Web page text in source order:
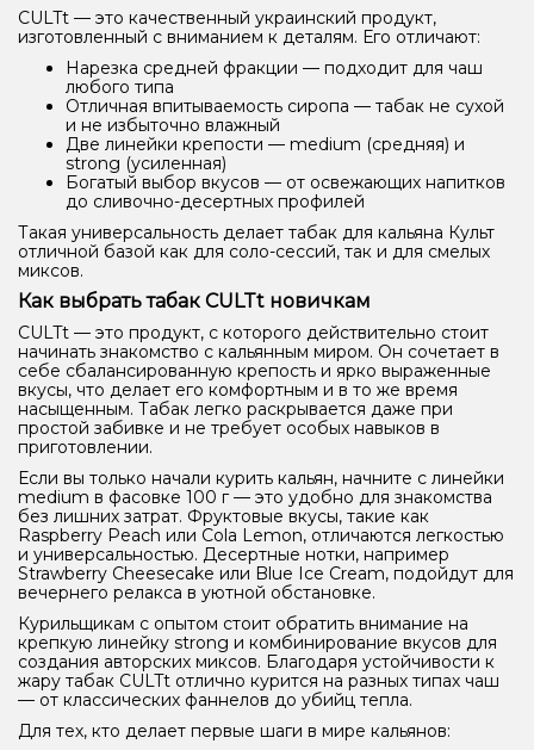
CULTt — это качественный украинский продукт,
изготовленный с вниманием к деталям. Его отличают:
Нарезка средней фракции — подходит для чаш
любого типа
Отличная впитываемость сиропа — табак не сухой
и не избыточно влажный
Две линейки крепости — medium (средняя) и
strong (усиленная)
Богатый выбор вкусов — от освежающих напитков
до сливочно-десертных профилей
Такая универсальность делает табак для кальяна Культ
отличной базой как для соло-сессий, так и для смелых
миксов.
Как выбрать табак CULTt новичкам
CULTt — это продукт, с которого действительно стоит
начинать знакомство с кальянным миром. Он сочетает в
себе сбалансированную крепость и ярко выраженные
вкусы, что делает его комфортным и в то же время
насыщенным. Табак легко раскрывается даже при
простой забивке и не требует особых навыков в
приготовлении.
Если вы только начали курить кальян, начните с линейки
medium в фасовке 100 г — это удобно для знакомства
без лишних затрат. Фруктовые вкусы, такие как
Raspberry Peach или Cola Lemon, отличаются легкостью
и универсальностью. Десертные нотки, например
Strawberry Cheesecake или Blue Ice Cream, подойдут для
вечернего релакса в уютной обстановке.
Курильщикам с опытом стоит обратить внимание на
крепкую линейку strong и комбинирование вкусов для
создания авторских миксов. Благодаря устойчивости к
жару табак CULTt отлично курится на разных типах чаш
— от классических фаннелов до убийц тепла.
Для тех, кто делает первые шаги в мире кальянов: